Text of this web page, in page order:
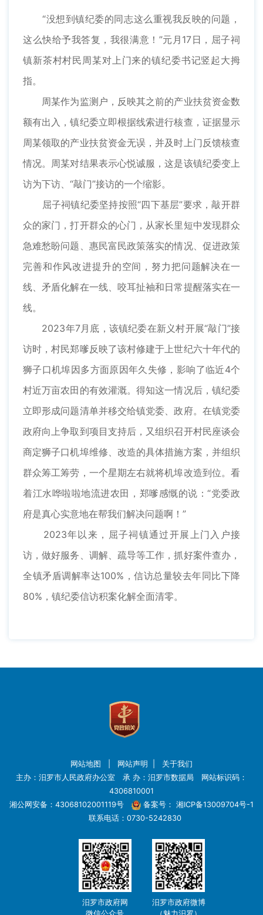
“没想到镇纪委的同志这么重视我反映的问题，
这么快给予我答复，我很满意！”元月17日，屈子祠
镇新茶村村民周某对上门来的镇纪委书记竖起大拇
指。
周某作为监测户，反映其之前的产业扶贫资金数
额有出入，镇纪委立即根据线索进行核查，证据显示
周某领取的产业扶贫资金无误，并及时上门反馈核查
情况。周某对结果表示心悦诚服，这是该镇纪委变上
访为下访、“敲门”接访的一个缩影。
屈子祠镇纪委坚持按照“四下基层”要求，敲开群
众的家门，打开群众的心门，从家长里短中发现群众
急难愁盼问题、惠民富民政策落实的情况、促进政策
完善和作风改进提升的空间，努力把问题解决在一
线、矛盾化解在一线、咬耳扯袖和日常提醒落实在一
线。
2023年7月底，该镇纪委在新义村开展“敲门”接
访时，村民郑嗲反映了该村修建于上世纪六十年代的
狮子口机埠因多方面原因年久失修，影响了临近4个
村近万亩农田的有效灌溉。得知这一情况后，镇纪委
立即形成问题清单并移交给镇党委、政府。在镇党委
政府向上争取到项目支持后，又组织召开村民座谈会
商定狮子口机埠维修、改造的具体措施方案，并组织
群众筹工筹劳，一个星期左右就将机埠改造到位。看
着江水哗啦啦地流进农田，郑嗲感慨的说：“党委政
府是真心实意地在帮我们解决问题啊！”
2023年以来，屈子祠镇通过开展上门入户接
访，做好服务、调解、疏导等工作，抓好案件查办，
全镇矛盾调解率达100%，信访总量较去年同比下降
80%，镇纪委信访积案化解全面清零。
网站地图 网站声明
关于我们
主办：汨罗市人民政府办公室 承 办：汨罗市数据局 网站标识码：
4306810001
湘公网安备：43068102001119号
备案号： 湘ICP备13009704号-1
联系电话：0730-5242830
汨罗市政府网
汨罗市政府微博